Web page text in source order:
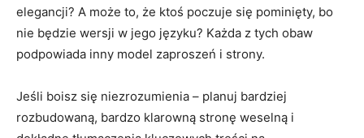
elegancji? A może to, że ktoś poczuje się pominięty, bo
nie będzie wersji w jego języku? Każda z tych obaw
podpowiada inny model zaproszeń i strony.
Jeśli boisz się niezrozumienia – planuj bardziej
rozbudowaną, bardzo klarowną stronę weselną i